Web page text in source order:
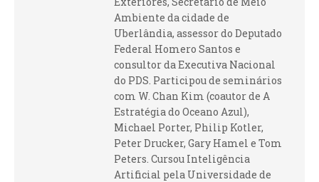
Ambiente da cidade de
Uberlândia, assessor do Deputado
Federal Homero Santos e
consultor da Executiva Nacional
do PDS. Participou de seminários
com W. Chan Kim (coautor de A
Estratégia do Oceano Azul),
Michael Porter, Philip Kotler,
Peter Drucker, Gary Hamel e Tom
Peters. Cursou Inteligência
Artificial pela Universidade de